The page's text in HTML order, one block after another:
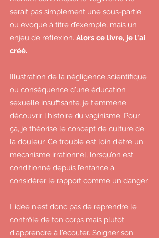
serait pas simplement une sous-partie
ou évoqué à titre d’exemple, mais un
enjeu de réflexion. Alors ce livre, je l'ai
créé.
Illustration de la négligence scientifique
ou conséquence d'une éducation
sexuelle insuffisante, je t'emmène
découvrir l'histoire du vaginisme. Pour
ça, je théorise le concept de culture de
la douleur. Ce trouble est loin d'être un
mécanisme irrationnel, lorsqu’on est
conditionné depuis l’enfance à
considérer le rapport comme un danger.
L’idée n'est donc pas de reprendre le
contrôle de ton corps mais plutôt
d'apprendre à l'écouter. Soigner son